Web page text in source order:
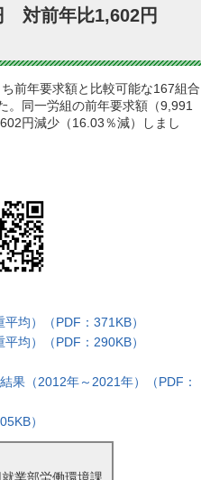
対前年比1,602円
前年要求額と比較可能な167組合
。同一労組の前年要求額（9,991
円減少（16.03％減）しまし
均）（PDF：371KB）
均）（PDF：290KB）
果（2012年～2021年）（PDF：
）